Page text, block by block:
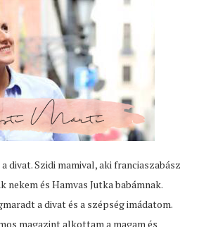
divat. Szidi mamival, aki franciaszabász
és Hamvas Jutka babámnak.
a divat és a szépség imádatom.
magazint alkottam a magam és